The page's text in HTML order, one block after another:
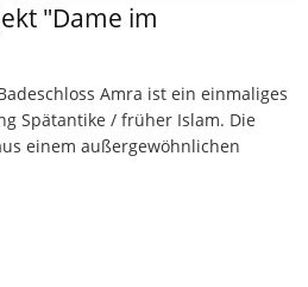
"Dame im
Amra ist ein einmaliges
Spätantike / früher Islam. Die
einem außergewöhnlichen